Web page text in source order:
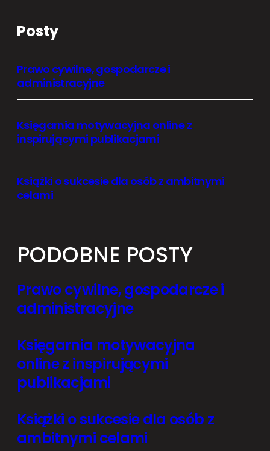
Posty
Prawo cywilne, gospodarcze i
administracyjne
Księgarnia motywacyjna online z
inspirującymi publikacjami
Książki o sukcesie dla osób z ambitnymi
celami
PODOBNE POSTY
Prawo cywilne, gospodarcze i
administracyjne
Księgarnia motywacyjna
online z inspirującymi
publikacjami
Książki o sukcesie dla osób z
ambitnymi celami